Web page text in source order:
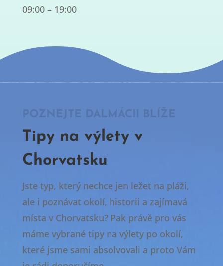
09:00 – 19:00
POZNEJTE DALMÁCII BLÍŽE
Tipy na výlety v
Chorvatsku
Jste typ, který nechce jen ležet na pláži,
ale i poznávat okolí, historii a zajímavá
místa v Chorvatsku? Pak právě pro vás
máme vybrané tipy na výlety po okolí,
které jsme sami absolvovali a proto Vám